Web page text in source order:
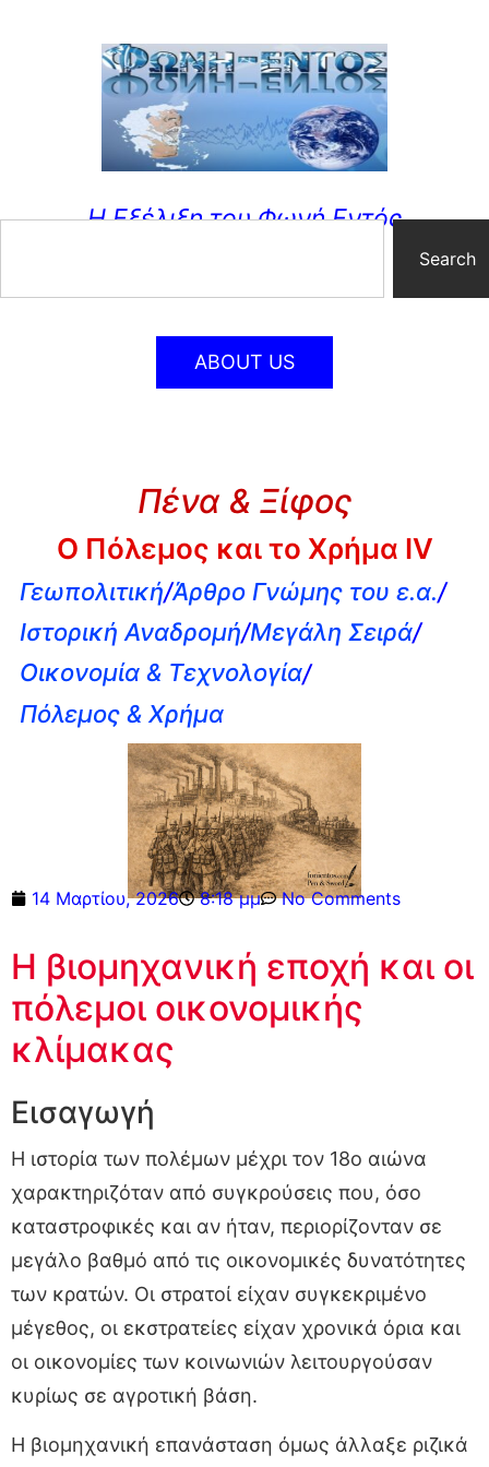
Η Εξέλιξη του Φωνή Εντός
Search
ABOUT US
Πένα & Ξίφος
Ο Πόλεμος και το Χρήμα IV
Γεωπολιτική/Άρθρο Γνώμης του ε.α./
Ιστορική Αναδρομή/Μεγάλη Σειρά/
Οικονομία & Τεχνολογία/
Πόλεμος & Χρήμα
14 Μαρτίου, 2026 8:18 μμ No Comments
Η βιομηχανική εποχή και οι
πόλεμοι οικονομικής
κλίμακας
Εισαγωγή
Η ιστορία των πολέμων μέχρι τον 18ο αιώνα
χαρακτηριζόταν από συγκρούσεις που, όσο
καταστροφικές και αν ήταν, περιορίζονταν σε
μεγάλο βαθμό από τις οικονομικές δυνατότητες
των κρατών. Οι στρατοί είχαν συγκεκριμένο
μέγεθος, οι εκστρατείες είχαν χρονικά όρια και
οι οικονομίες των κοινωνιών λειτουργούσαν
κυρίως σε αγροτική βάση.
Η βιομηχανική επανάσταση όμως άλλαξε ριζικά